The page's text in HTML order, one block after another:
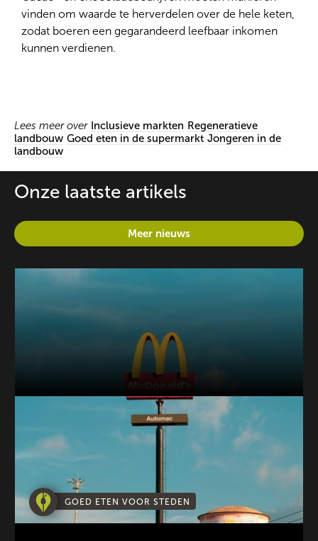
vinden om waarde te herverdelen over de hele keten,
zodat boeren een gegarandeerd leefbaar inkomen
kunnen verdienen.
Lees meer over Inclusieve markten Regeneratieve
landbouw Goed eten in de supermarkt Jongeren in de
landbouw
Onze laatste artikels
Meer nieuws
GOED ETEN VOOR STEDEN